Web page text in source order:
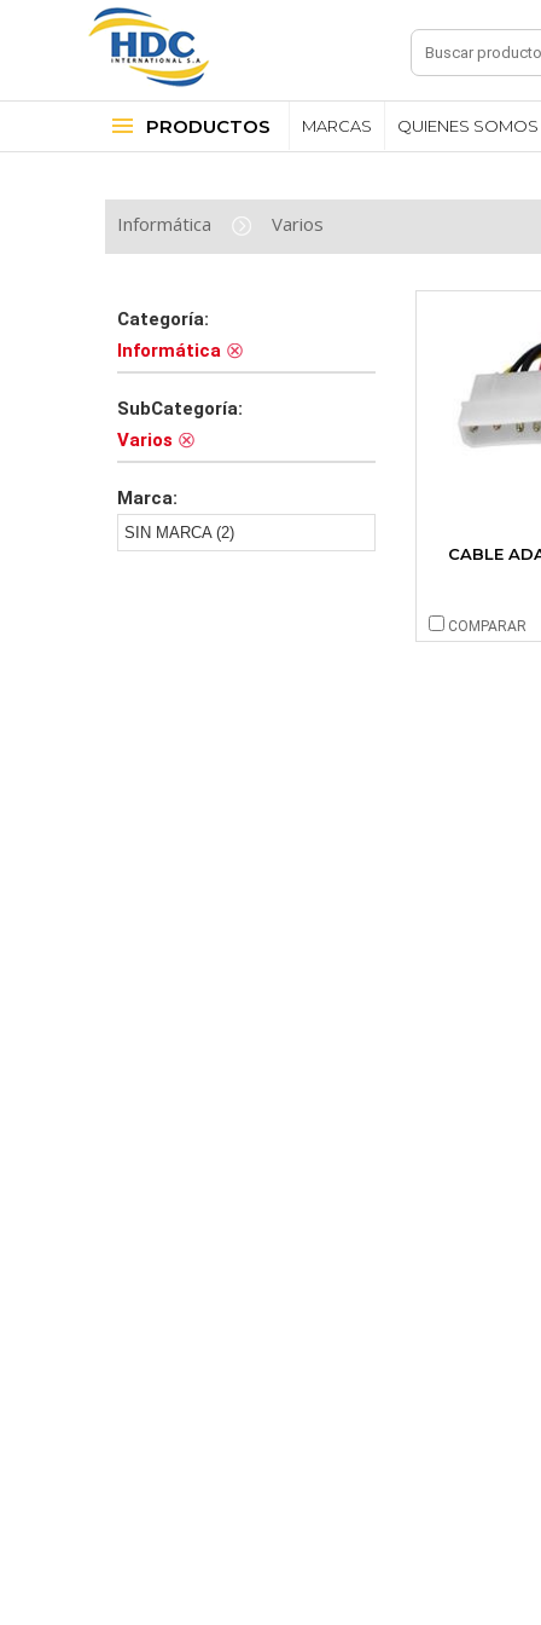
PRODUCTOS MARCAS QUIENES SOMOS
Informática Varios
Categoría:
Informática
SubCategoría:
Varios
Marca:
SIN MARCA (2)
CABLE
COMPARAR